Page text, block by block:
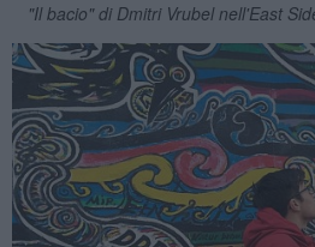
"Il bacio" di Dmitri Vrubel nell'East